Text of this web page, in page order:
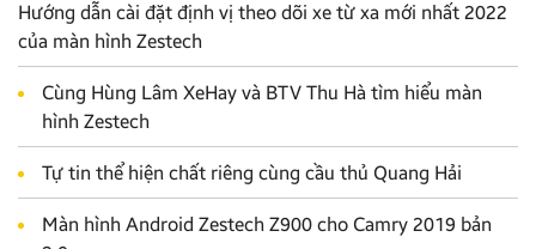
Hướng dẫn cài đặt định vị theo dõi xe từ xa mới nhất 2022
của màn hình Zestech
Cùng Hùng Lâm XeHay và BTV Thu Hà tìm hiểu màn
hình Zestech
Tự tin thể hiện chất riêng cùng cầu thủ Quang Hải
Màn hình Android Zestech Z900 cho Camry 2019 bản